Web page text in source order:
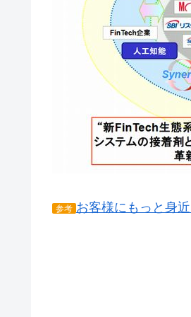
参考 お客様にもっと身